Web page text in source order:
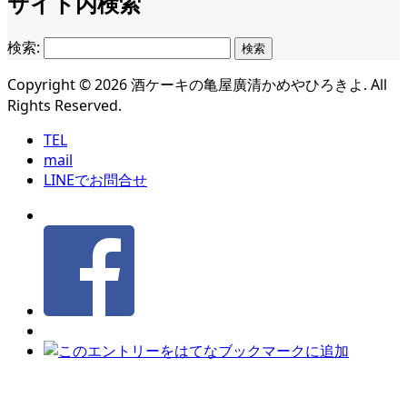
検索:
Copyright ©2026酒ケーキの亀屋廣清かめやひろきよ. All
Rights Reserved.
TEL
mail
LINEでお問合せ